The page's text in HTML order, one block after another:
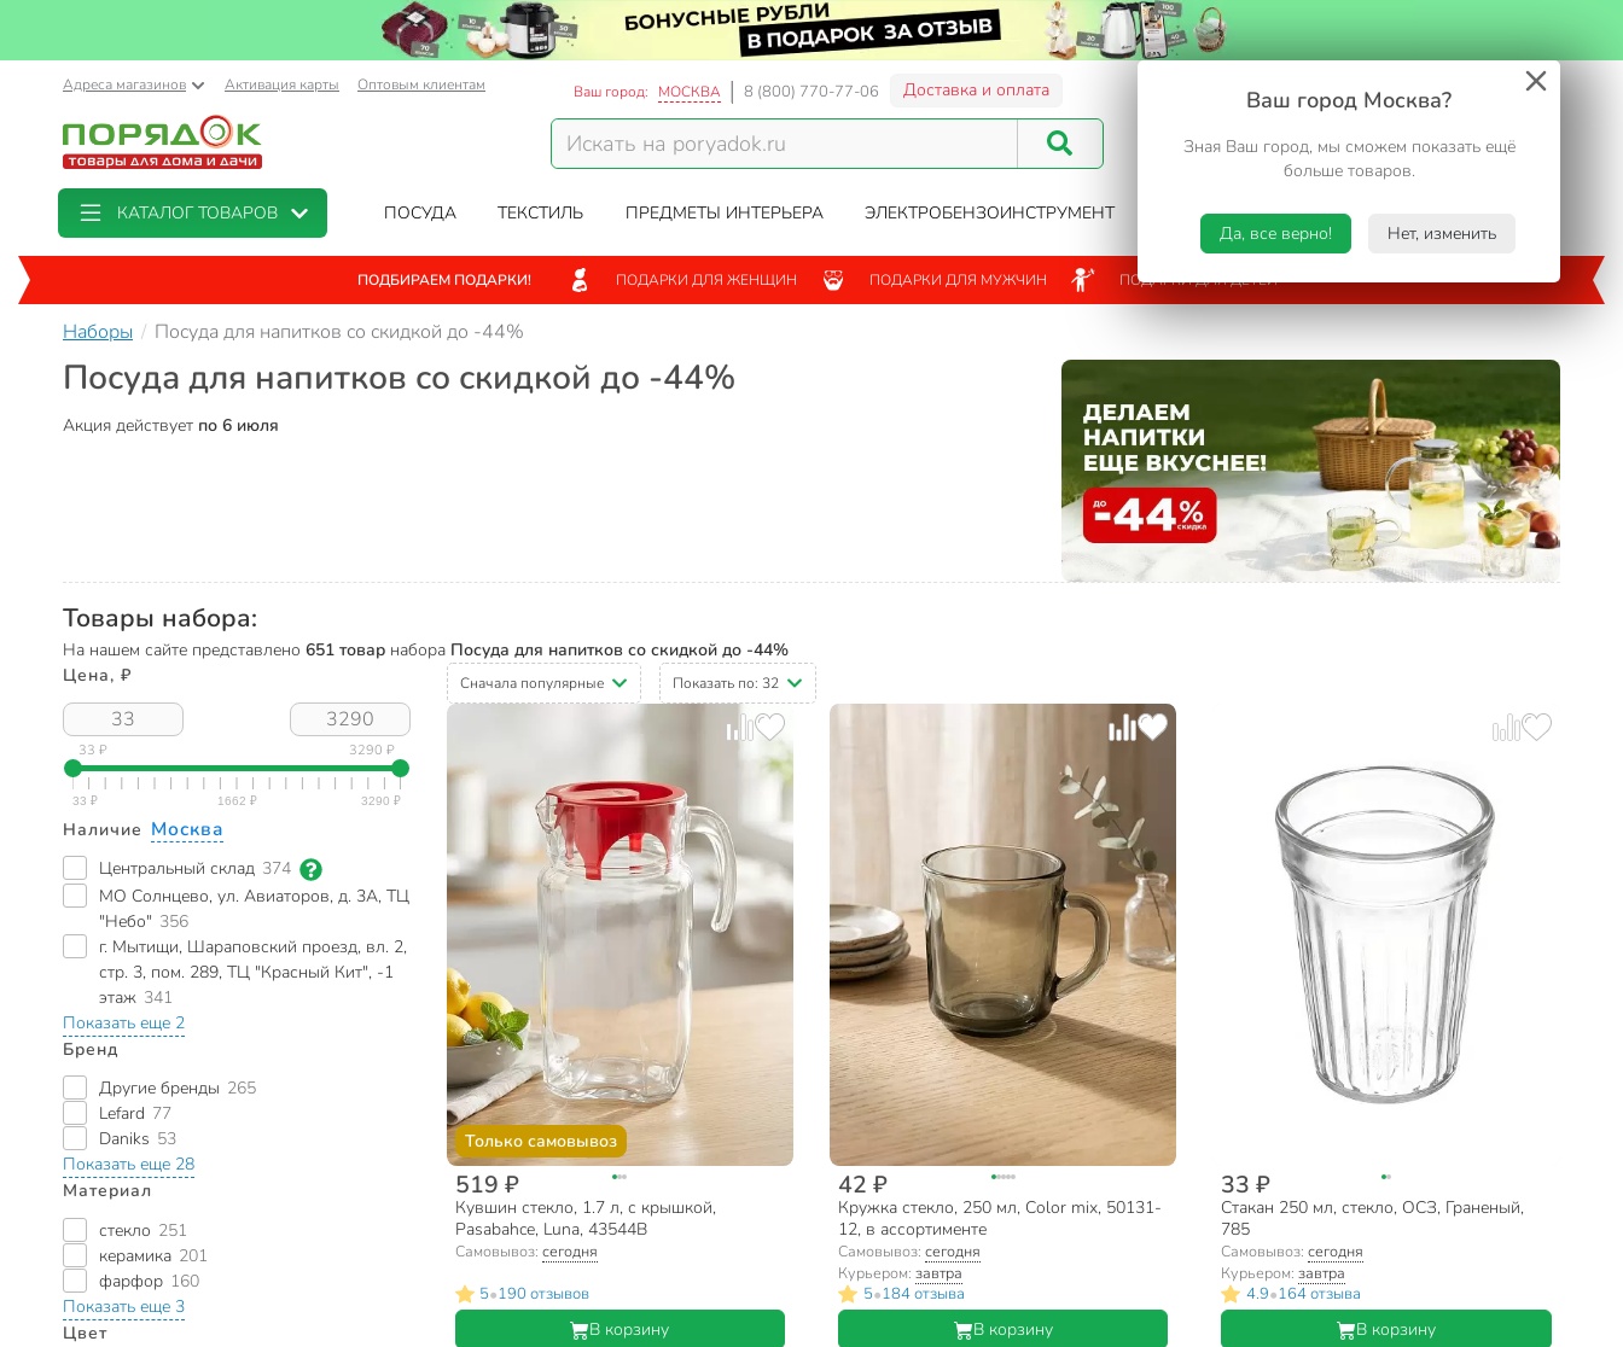
Ваш город Москва?
Зная Ваш город, мы сможем показать ещё
больше товаров.
Да, все верно! Нет, изменить
Адреса магазинов Активация карты Оптовым клиентам Ваш город: МОСКВА 8 (800) 770-77-06 Доставка и оплата
Корзина
КАТАЛОГ ТОВАРОВ ПОСУДА ТЕКСТИЛЬ ПРЕДМЕТЫ ИНТЕРЬЕРА ЭЛЕКТРОБЕНЗОИНСТРУМЕНТ САД И ОГОРОД ТУРИЗМ. ОТДЫХ НА ДАЧЕ
ПОДБИРАЕМ ПОДАРКИ! ПОДАРКИ ДЛЯ ЖЕНЩИН ПОДАРКИ ДЛЯ МУЖЧИН ПОДАРКИ ДЛЯ ДЕТЕЙ
Наборы Посуда для напитков со скидкой до -44%
Посуда для напитков со скидкой до -44%
Акция действует по 6 июля
Товары набора:
На нашем сайте представлено 651 товар набора Посуда для напитков со скидкой до -44%
Цена, ₽
33 ₽ 3290 ₽
Наличие Москва
Центральный склад 374
МО Солнцево, ул. Авиаторов, д. 3А, ТЦ
"Небо" 356
г. Мытищи, Шараповский проезд, вл. 2,
стр. 3, пом. 289, ТЦ "Красный Кит", -1
этаж 341
Показать еще 2
Бренд
Другие бренды 265
Lefard 77
Daniks 53
Показать еще 28
Материал
стекло 251
керамика 201
фарфор 160
Показать еще 3
Цвет
Сначала популярные Показать по: 32
Только самовывоз
519 ₽
Кувшин стекло, 1.7 л, с крышкой,
Pasabahce, Luna, 43544B
Самовывоз: сегодня
5•190 отзывов
В корзину
42 ₽
Кружка стекло, 250 мл, Color mix, 50131-
12, в ассортименте
Самовывоз: сегодня
Курьером: завтра
5•184 отзыва
В корзину
33 ₽
Стакан 250 мл, стекло, ОСЗ, Граненый,
785
Самовывоз:сегодня
Курьером:завтра
4.9•164 отзыва
В корзину